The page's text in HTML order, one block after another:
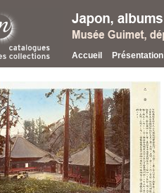
Accueil Présentation